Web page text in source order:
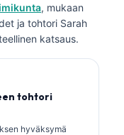
, mukaan
ja tohtori Sarah
katsaus.
tohtori
hyväksymä